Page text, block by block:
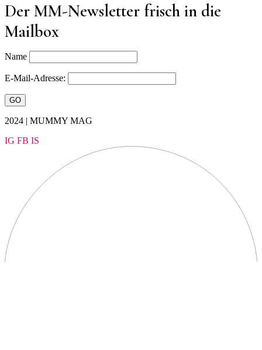
Der MM-Newsletter frisch in die
Mailbox
Name
E-Mail-Adresse:
2024 | MUMMY MAG
IG FB IS